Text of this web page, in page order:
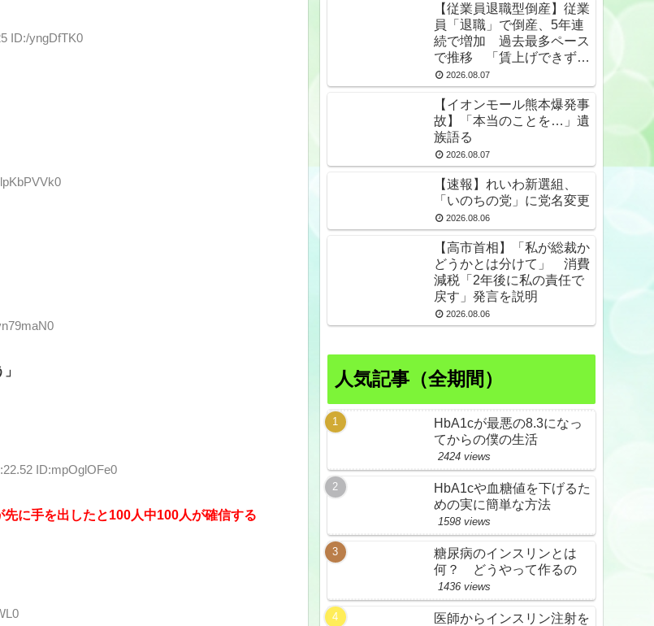
ID:/yngDfTK0
ID:mpOglOFe0
に手を出したと100人中100人が確信する
【従業員退職型倒産】従業
員「退職」で倒産、5年連
続で増加 過去最多ペース
で推移 「賃上げできず」
倒産も発生
2026.08.07
【イオンモール熊本爆発事
故】「本当のことを…」遺
族語る
2026.08.07
【速報】れいわ新選組、
「いのちの党」に党名変更
2026.08.06
【高市首相】「私が総裁か
どうかとは分けて」 消費
減税「2年後に私の責任で
戻す」発言を説明
2026.08.06
人気記事（全期間）
HbA1cが最悪の8.3になっ
てからの僕の生活
2424 views
HbA1cや血糖値を下げるた
めの実に簡単な方法
1598 views
糖尿病のインスリンとは
何？ どうやって作るの
1436 views
医師からインスリン注射を